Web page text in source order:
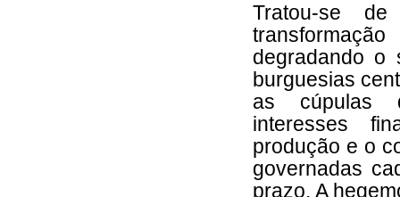
Tratou-se
degradando o
burguesias
as cúpulas
interesses
produção e o
governadas
prazo. A